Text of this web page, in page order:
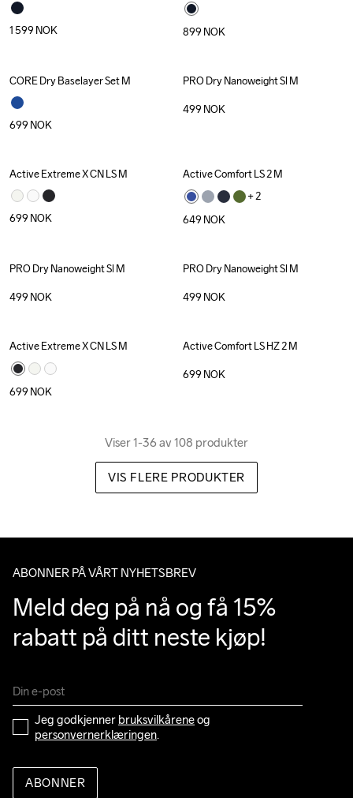
1 599 NOK 899 NOK
CORE Dry Baselayer Set M
699 NOK
Recycled
PRO Dry Nanoweight Sl M
499 NOK
Active Extreme X CN LS M
699 NOK
Active Comfort LS 2 M
+ 2
649 NOK
Recycled
PRO Dry Nanoweight Sl M
499 NOK
Recycled
PRO Dry Nanoweight Sl M
499 NOK
Active Extreme X CN LS M
699 NOK
Active Comfort LS HZ 2 M
699 NOK
Viser 1-36 av 108 produkter
VIS FLERE PRODUKTER
ABONNER PÅ VÅRT NYHETSBREV
Meld deg på nå og få 15%
rabatt på ditt neste kjøp!
Jeg godkjenner bruksvilkårene
personvernerklæringen.
ABONNER